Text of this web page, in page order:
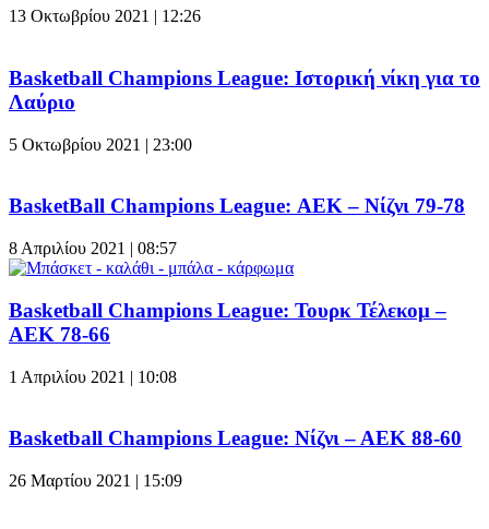
13 Οκτωβρίου 2021 | 12:26
Basketball Champions League: Ιστορική νίκη για το
Λαύριο
5 Οκτωβρίου 2021 | 23:00
BasketBall Champions League: ΑΕΚ – Νίζνι 79-78
8 Απριλίου 2021 | 08:57
Basketball Champions League: Τουρκ Τέλεκομ –
ΑΕΚ 78-66
1 Απριλίου 2021 | 10:08
Basketball Champions League: Νίζνι – ΑΕΚ 88-60
26 Μαρτίου 2021 | 15:09